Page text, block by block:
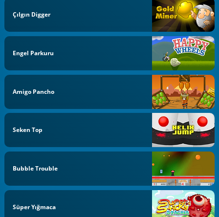
Çılgın Digger
Engel Parkuru
Amigo Pancho
Seken Top
Bubble Trouble
Süper Yığmaca